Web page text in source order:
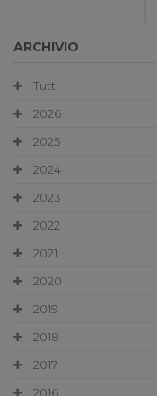
ARCHIVIO
Tutti
2026
2025
2024
2023
2022
2021
2020
2019
2018
2017
2016